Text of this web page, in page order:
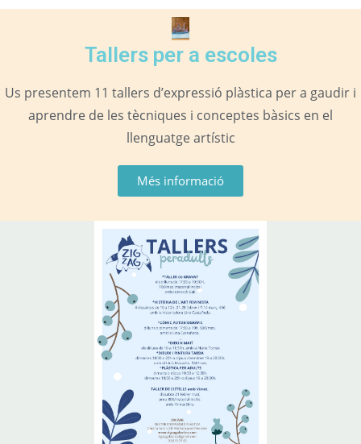
Tallers per a escoles
Us presentem 11 tallers d’expressió plàstica per a gaudir i
aprendre de les tècniques i conceptes bàsics en el
llenguatge artístic
Més informació